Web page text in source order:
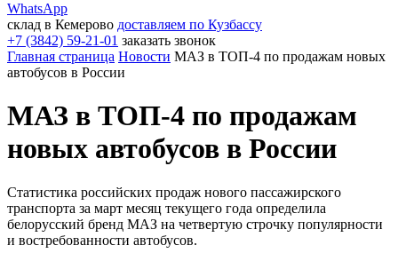
WhatsApp
склад в Кемерово доставляем по Кузбассу
+7 (3842) 59-21-01 заказать звонок
Главная страница Новости МАЗ в ТОП-4 по продажам новых
автобусов в России
МАЗ в ТОП-4 по продажам
новых автобусов в России
Статистика российских продаж нового пассажирского
транспорта за март месяц текущего года определила
белорусский бренд МАЗ на четвертую строчку популярности
и востребованности автобусов.